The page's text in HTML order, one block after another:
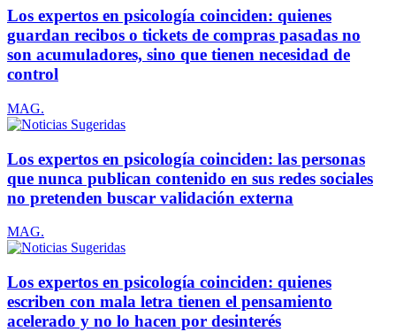
Los expertos en psicología coinciden: quienes
guardan recibos o tickets de compras pasadas no
son acumuladores, sino que tienen necesidad de
control
MAG.
Los expertos en psicología coinciden: las personas
que nunca publican contenido en sus redes sociales
no pretenden buscar validación externa
MAG.
Los expertos en psicología coinciden: quienes
escriben con mala letra tienen el pensamiento
acelerado y no lo hacen por desinterés